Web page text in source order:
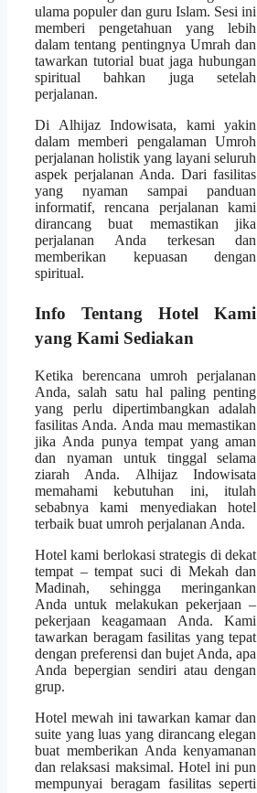
ulama populer dan guru Islam. Sesi ini
memberi pengetahuan yang lebih
dalam tentang pentingnya Umrah dan
tawarkan tutorial buat jaga hubungan
spiritual bahkan juga setelah
perjalanan.
Di Alhijaz Indowisata, kami yakin
dalam memberi pengalaman Umroh
perjalanan holistik yang layani seluruh
aspek perjalanan Anda. Dari fasilitas
yang nyaman sampai panduan
informatif, rencana perjalanan kami
dirancang buat memastikan jika
perjalanan Anda terkesan dan
memberikan kepuasan dengan
spiritual.
Info Tentang Hotel Kami
yang Kami Sediakan
Ketika berencana umroh perjalanan
Anda, salah satu hal paling penting
yang perlu dipertimbangkan adalah
fasilitas Anda. Anda mau memastikan
jika Anda punya tempat yang aman
dan nyaman untuk tinggal selama
ziarah Anda. Alhijaz Indowisata
memahami kebutuhan ini, itulah
sebabnya kami menyediakan hotel
terbaik buat umroh perjalanan Anda.
Hotel kami berlokasi strategis di dekat
tempat – tempat suci di Mekah dan
Madinah, sehingga meringankan
Anda untuk melakukan pekerjaan –
pekerjaan keagamaan Anda. Kami
tawarkan beragam fasilitas yang tepat
dengan preferensi dan bujet Anda, apa
Anda bepergian sendiri atau dengan
grup.
Hotel mewah ini tawarkan kamar dan
suite yang luas yang dirancang elegan
buat memberikan Anda kenyamanan
dan relaksasi maksimal. Hotel ini pun
mempunyai beragam fasilitas seperti